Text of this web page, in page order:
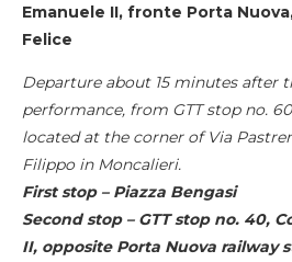
Emanuele II, fronte Porta
Felice
Departure about 15 minutes after
performance, from GTT stop no.
located at the corner of Via
Filippo in Moncalieri.
First stop – Piazza Bengasi
Second stop – GTT stop no. 40,
II, opposite Porta Nuova railway